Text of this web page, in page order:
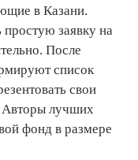
в Казани.
заявку на
После
список
свои
Авторы лучших
фонд в размере